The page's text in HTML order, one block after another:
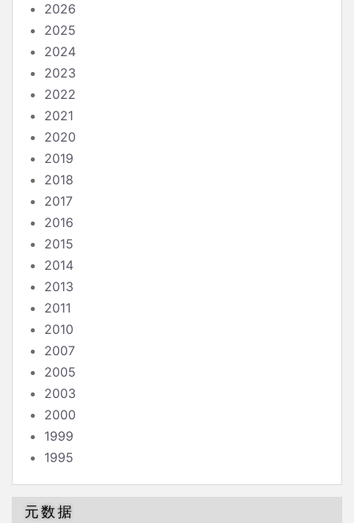
2026
2025
2024
2023
2022
2021
2020
2019
2018
2017
2016
2015
2014
2013
2011
2010
2007
2005
2003
2000
1999
1995
元数据